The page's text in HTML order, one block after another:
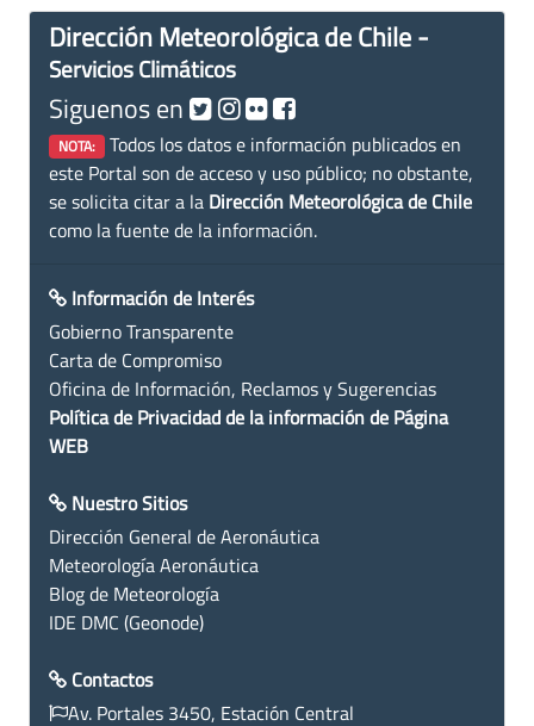
Dirección Meteorológica de Chile -
Servicios Climáticos
Siguenos en
NOTA: Todos los datos e información publicados en
este Portal son de acceso y uso público; no obstante,
se solicita citar a la Dirección Meteorológica de Chile
como la fuente de la información.
Información de Interés
Gobierno Transparente
Carta de Compromiso
Oficina de Información, Reclamos y Sugerencias
Política de Privacidad de la información de Página
WEB
Nuestro Sitios
Dirección General de Aeronáutica
Meteorología Aeronáutica
Blog de Meteorología
IDE DMC (Geonode)
Contactos
Av. Portales 3450, Estación Central